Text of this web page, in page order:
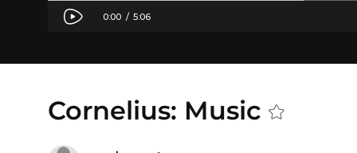
Cornelius: Music